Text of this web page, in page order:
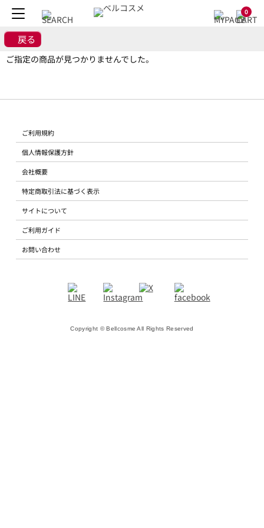
0
戻る
ご指定の商品が見つかりませんでした。
ご利用規約
個人情報保護方針
会社概要
特定商取引法に基づく表示
サイトについて
ご利用ガイド
お問い合わせ
Copyright © Bellcosme All Rights Reserved